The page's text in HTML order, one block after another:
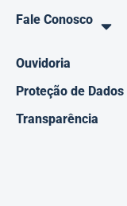
Fale Conosco
Ouvidoria
Proteção de Dados
Transparência